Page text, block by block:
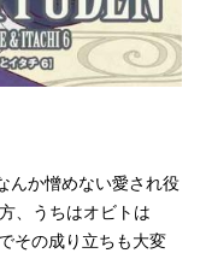
んか憎めない愛され役
、うちはオビトは
その成り立ちも大変